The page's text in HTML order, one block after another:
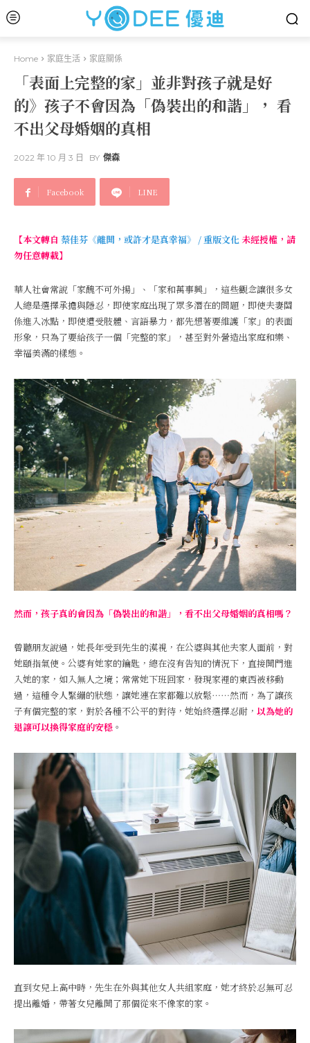
Home 家庭生活 家庭關係
「表面上完整的家」並非對孩子就是好
的》孩子不會因為「偽裝出的和諧」， 看
不出父母婚姻的真相
2022 年 10 月 3 日 BY 傑森
Facebook LINE
【本文轉自 蔡佳芬《離開，或許才是真幸福》 / 重版文化未經授權，請
勿任意轉載】
華人社會常說「家醜不可外揚」、「家和萬事興」，這些觀念讓很多女
人總是選擇承擔與隱忍，即使家庭出現了眾多潛在的問題，即使夫妻關
係進入冰點，即使遭受肢體、言語暴力，都先想著要維護「家」的表面
形象，只為了要給孩子一個「完整的家」，甚至對外營造出家庭和樂、
幸福美滿的樣態。
然而，孩子真的會因為「偽裝出的和諧」，看不出父母婚姻的真相嗎？
曾聽朋友說過，她長年受到先生的漠視，在公婆與其他夫家人面前，對
她頤指氣使。公婆有她家的鑰匙，總在沒有告知的情況下，直接開門進
入她的家，如入無人之境；常常她下班回家，發現家裡的東西被移動
過，這種令人緊繃的狀態，讓她連在家都難以放鬆⋯⋯然而，為了讓孩
子有個完整的家，對於各種不公平的對待，她始終選擇忍耐， 以為她的
退讓可以換得家庭的安穩 。
直到女兒上高中時，先生在外與其他女人共組家庭，她才終於忍無可忍
提出離婚，帶著女兒離開了那個從來不像家的家。